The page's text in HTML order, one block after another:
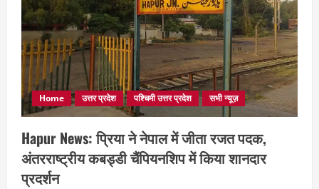
Home उत्तर प्रदेश पश्चिमी उत्तर प्रदेश सभी न्यूज़
Hapur News: प्रिया ने नेपाल में जीता रजत पदक,
अंतरराष्ट्रीय कबड्डी चैंपियनशिप में किया शानदार
प्रदर्शन